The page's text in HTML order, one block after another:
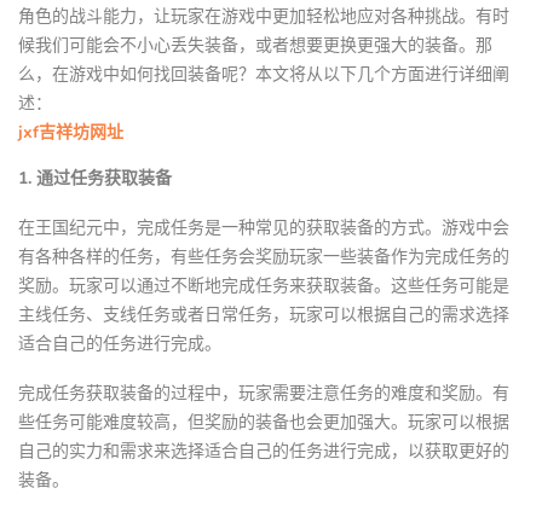
角色的战斗能力，让玩家在游戏中更加轻松地应对各种挑战。有时
候我们可能会不小心丢失装备，或者想要更换更强大的装备。那
么，在游戏中如何找回装备呢？本文将从以下几个方面进行详细阐
述：
jxf吉祥坊网址
1. 通过任务获取装备
在王国纪元中，完成任务是一种常见的获取装备的方式。游戏中会
有各种各样的任务，有些任务会奖励玩家一些装备作为完成任务的
奖励。玩家可以通过不断地完成任务来获取装备。这些任务可能是
主线任务、支线任务或者日常任务，玩家可以根据自己的需求选择
适合自己的任务进行完成。
完成任务获取装备的过程中，玩家需要注意任务的难度和奖励。有
些任务可能难度较高，但奖励的装备也会更加强大。玩家可以根据
自己的实力和需求来选择适合自己的任务进行完成，以获取更好的
装备。